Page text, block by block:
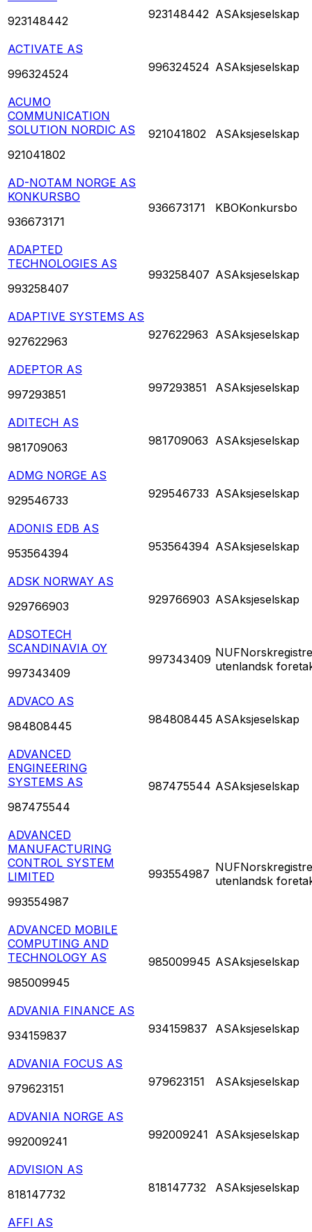
923148442
923148442 ASAksjeselskap
ACTIVATE AS
996324524
996324524 ASAksjeselskap
ACUMO
COMMUNICATION
SOLUTION NORDIC AS
921041802
921041802 ASAksjeselskap
AD-NOTAM NORGE AS
KONKURSBO
936673171
936673171 KBOKonkursbo
ADAPTED
TECHNOLOGIES AS
993258407
993258407 ASAksjeselskap
ADAPTIVE SYSTEMS AS
927622963
927622963 ASAksjeselskap
ADEPTOR AS
997293851
997293851 ASAksjeselskap
ADITECH AS
981709063
981709063 ASAksjeselskap
ADMG NORGE AS
929546733
929546733 ASAksjeselskap
ADONIS EDB AS
953564394
953564394 ASAksjeselskap
ADSK NORWAY AS
929766903
929766903 ASAksjeselskap
ADSOTECH
SCANDINAVIA OY
997343409
997343409 NUF
utenlandsk
ADVACO AS
984808445
984808445 ASAksjeselskap
ADVANCED
ENGINEERING
SYSTEMS AS
987475544
987475544 ASAksjeselskap
ADVANCED
MANUFACTURING
CONTROL SYSTEM
LIMITED
993554987
993554987 NUF
utenlandsk
ADVANCED MOBILE
COMPUTING AND
TECHNOLOGY AS
985009945
985009945 ASAksjeselskap
ADVANIA FINANCE AS
934159837
934159837 ASAksjeselskap
ADVANIA FOCUS AS
979623151
979623151 ASAksjeselskap
ADVANIA NORGE AS
992009241
992009241 ASAksjeselskap
ADVISION AS
818147732
818147732 ASAksjeselskap
AFFI AS